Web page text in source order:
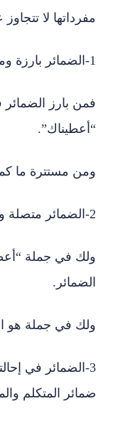
مفرداتها لا
1-الضمائر بارزة ومستترة:
فمن بارز
“أعطيناك”.
ومن مستترة ما
2-الضمائر متصلة ومنفصلة:
ولك في جملة
الضمائر.
ولك في جملة هو
3-الضمائر في
ضمائر المتكلم